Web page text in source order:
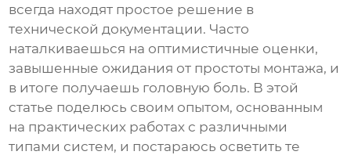
всегда находят простое решение в
технической документации. Часто
наталкиваешься на оптимистичные оценки,
завышенные ожидания от простоты монтажа, и
в итоге получаешь головную боль. В этой
статье поделюсь своим опытом, основанным
на практических работах с различными
типами систем, и постараюсь осветить те